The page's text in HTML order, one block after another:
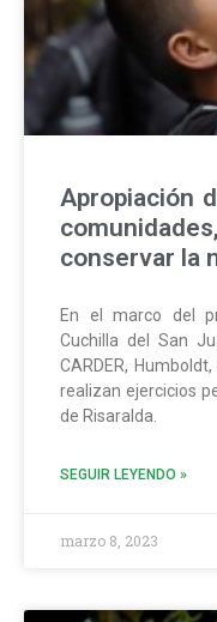
Apropiación
conservar la
En el marco del
Cuchilla del San
CARDER,
realizan ejercicios
de Risaralda.
SEGUIR LEYENDO »
marzo 8, 2023